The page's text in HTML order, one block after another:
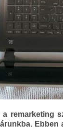
remarketing